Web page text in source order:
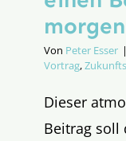
morgen
Von Peter Esser |
Vortrag,
Dieser
Beitrag soll